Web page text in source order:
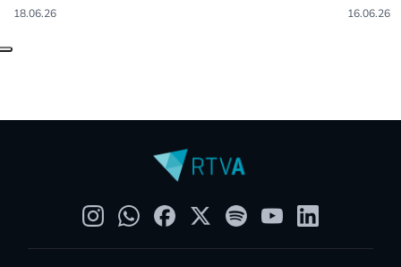
18.06.26 16.06.26